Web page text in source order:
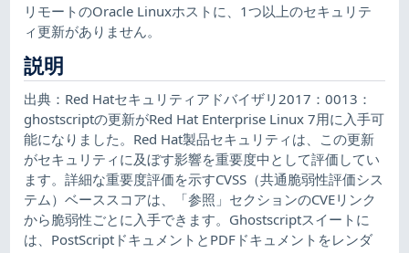
リモートのOracle Linuxホストに、1つ以上のセキュリテ
ィ更新がありません。
説明
出典：Red Hatセキュリティアドバイザリ2017：0013：
ghostscriptの更新がRed Hat Enterprise Linux 7用に入手可
能になりました。Red Hat製品セキュリティは、この更新
がセキュリティに及ぼす影響を重要度中として評価してい
ます。詳細な重要度評価を示すCVSS（共通脆弱性評価シス
テム）ベーススコアは、「参照」セクションのCVEリンク
から脆弱性ごとに入手できます。Ghostscriptスイートに
は、PostScriptドキュメントとPDFドキュメントをレンダ